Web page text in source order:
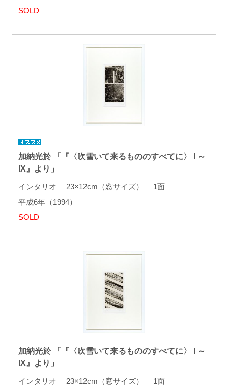
SOLD
加納光於 「『〈吹雪いて来るもののすべてに〉 I ～
IX』より」
インタリオ 23×12cm（窓サイズ） 1面
平成6年（1994）
SOLD
加納光於 「『〈吹雪いて来るもののすべてに〉 I ～
IX』より」
インタリオ 23×12cm（窓サイズ） 1面